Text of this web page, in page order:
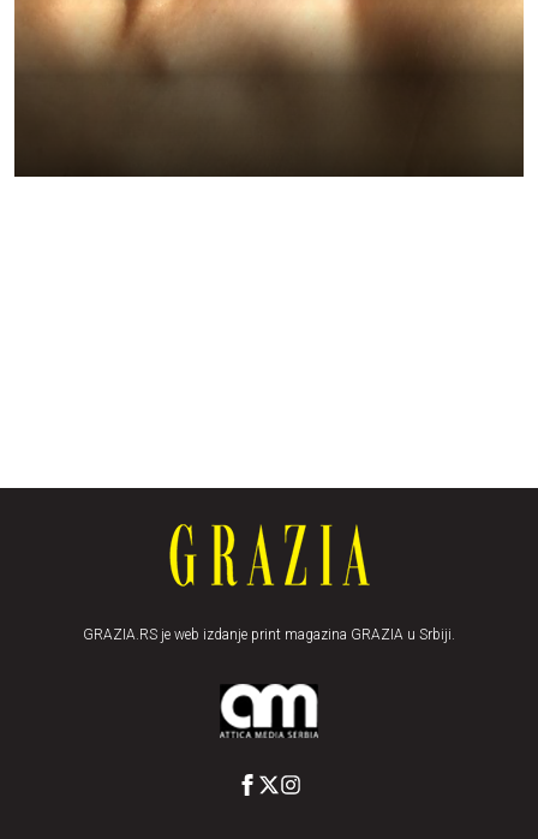
GRAZIA.RS je web izdanje print magazina GRAZIA u Srbiji.